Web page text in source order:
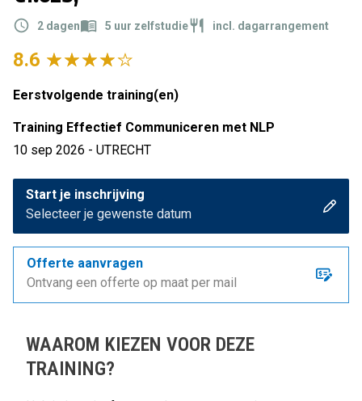
2 dagen 5 uur zelfstudie incl. dagarrangement
8.6
Eerstvolgende training(en)
Training Effectief Communiceren met NLP
10 sep 2026 - UTRECHT
Start je inschrijving
Selecteer je gewenste datum
Offerte aanvragen
Ontvang een offerte op maat per mail
WAAROM KIEZEN VOOR DEZE
TRAINING?